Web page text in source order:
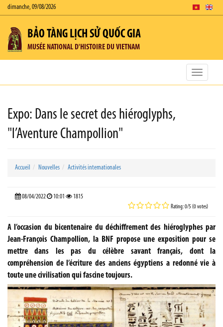
dimanche, 09/08/2026
BẢO TÀNG LỊCH SỬ QUỐC GIA
MUSÉE NATIONAL D'HISTOIRE DU VIETNAM
Toggle
Expo: Dans le secret des hiéroglyphs,
"l’Aventure Champollion"
Accueil Nouvelles Activités internationales
08/04/2022 10:01 1815
Rating: 0/5 (0 votes)
A l’occasion du bicentenaire du déchiffrement des hiéroglyphes par
Jean-François Champollion, la BNF propose une exposition pour se
mettre dans les pas du célèbre savant français, dont la
compréhension de l’écriture des anciens égyptiens a redonné vie à
toute une civilisation qui fascine toujours.